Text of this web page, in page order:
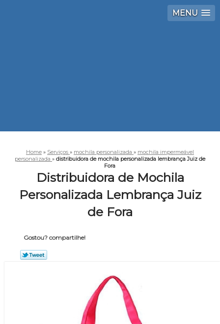
MENU
Home » Serviços » mochila personalizada » mochila impermeável
personalizada » distribuidora de mochila personalizada lembrança Juiz de
Fora
Distribuidora de Mochila
Personalizada Lembrança Juiz
de Fora
Gostou? compartilhe!